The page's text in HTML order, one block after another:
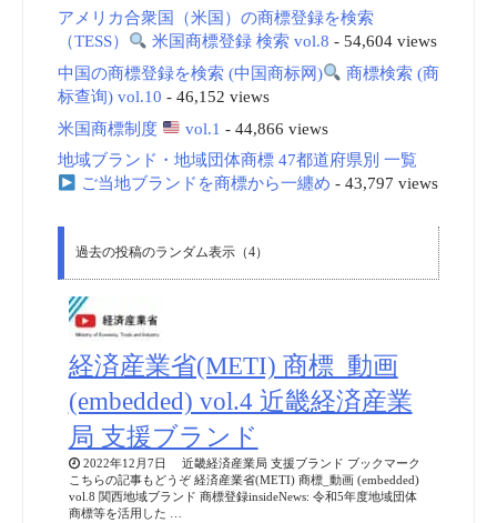
アメリカ合衆国（米国）の商標登録を検索
（TESS）
米国商標登録 検索 vol.8 - 54,604 views
中国の商標登録を検索 (中国商标网)
商標検索 (商
标查询) vol.10 - 46,152 views
米国商標制度
vol.1 - 44,866 views
地域ブランド・地域団体商標 47都道府県別 一覧
ご当地ブランドを商標から一纏め - 43,797 views
過去の投稿のランダム表示（4）
経済産業省(METI) 商標_動画
(embedded) vol.4 近畿経済産業
局 支援ブランド
2022年12月7日 近畿経済産業局 支援ブランド ブックマーク
こちらの記事もどうぞ 経済産業省(METI) 商標_動画 (embedded)
vol.8 関西地域ブランド 商標登録insideNews: 令和5年度地域団体
商標等を活用した …